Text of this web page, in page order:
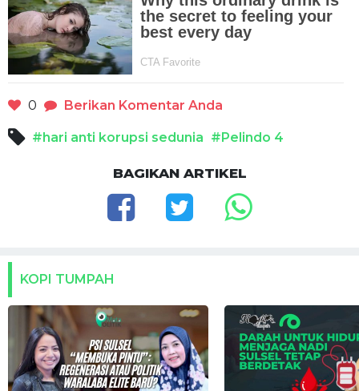
0 Berikan Komentar Anda
#hari anti korupsi sedunia #Pelindo 4
BAGIKAN ARTIKEL
KOPI TUMPAH